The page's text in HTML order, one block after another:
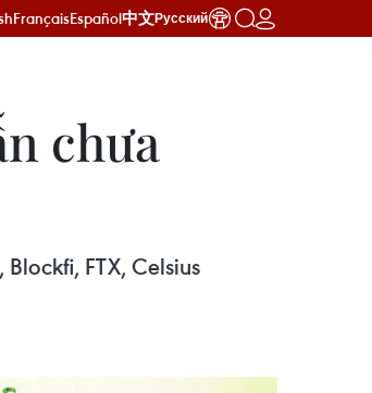
FrançaisEspañol中文Русский
chưa
FTX, Celsius